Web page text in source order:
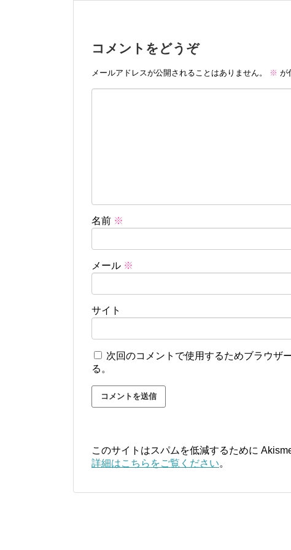
コメントをどうぞ
メールアドレスが公開されることはありません。 ※ が
名前 ※
メール ※
サイト
次回のコメントで使用するためブラウザ
る。
このサイトはスパムを低減するために
詳細はこちらをご覧ください。